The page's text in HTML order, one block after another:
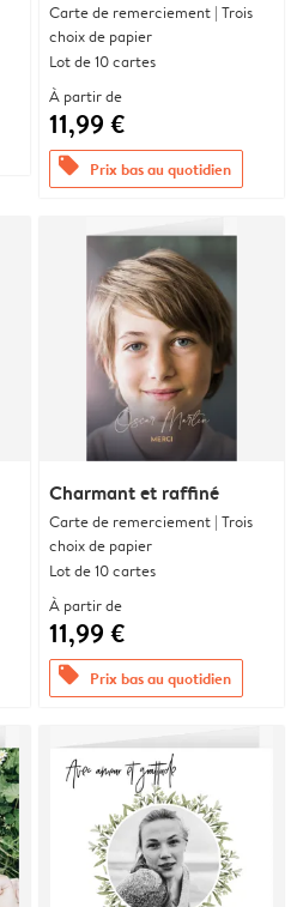
Carte de remerciement | Trois
choix de papier
Lot de 10 cartes
À partir de
11,99 €
offers Prix bas au quotidien
Charmant et raffiné
Carte de remerciement | Trois
choix de papier
Lot de 10 cartes
À partir de
11,99 €
offers Prix bas au quotidien